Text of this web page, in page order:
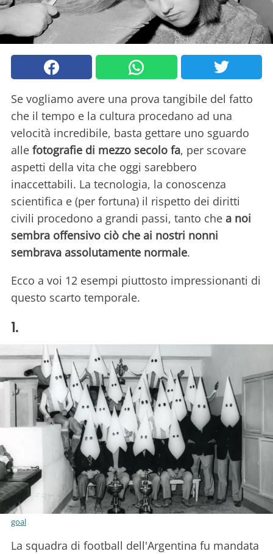
Se vogliamo avere una prova tangibile del fatto
che il tempo e la cultura procedano ad una
velocità incredibile, basta gettare uno sguardo
alle fotografie di mezzo secolo fa, per scovare
aspetti della vita che oggi sarebbero
inaccettabili. La tecnologia, la conoscenza
scientifica e (per fortuna) il rispetto dei diritti
civili procedono a grandi passi, tanto che a noi
sembra offensivo ciò che ai nostri nonni
sembrava assolutamente normale.
Ecco a voi 12 esempi piuttosto impressionanti di
questo scarto temporale.
1.
goal
La squadra di football dell'Argentina fu mandata